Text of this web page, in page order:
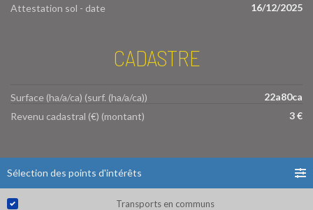
Attestation sol - date
16/12/2025
CADASTRE
Surface (ha/a/ca) (surf. (ha/a/ca))
22a80ca
Revenu cadastral (€) (montant)
3 €
Sélection des points d'intérêts
Transports en communs